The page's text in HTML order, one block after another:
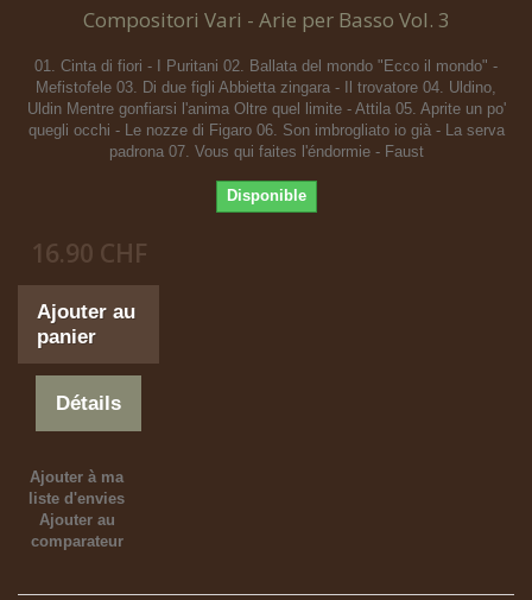
Compositori Vari - Arie per Basso Vol. 3
01. Cinta di fiori - I Puritani 02. Ballata del mondo "Ecco il mondo" -
Mefistofele 03. Di due figli Abbietta zingara - Il trovatore 04. Uldino,
Uldin Mentre gonfiarsi l'anima Oltre quel limite - Attila 05. Aprite un po'
quegli occhi - Le nozze di Figaro 06. Son imbrogliato io già - La serva
padrona 07. Vous qui faites l'éndormie - Faust
Disponible
16.90 CHF
Ajouter au
panier
Détails
Ajouter à ma
liste d'envies
Ajouter au
comparateur